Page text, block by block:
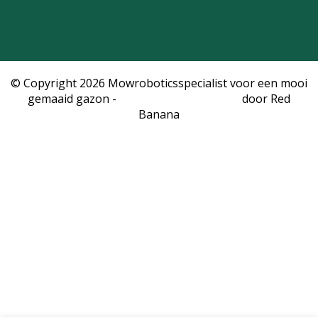
© Copyright 2026 Mowroboticsspecialist voor een mooi
gemaaid gazon -
door Red
Banana